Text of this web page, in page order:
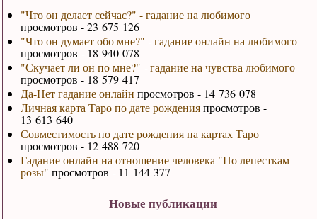
"Что он делает сейчас?" - гадание на любимого
просмотров - 23 675 126
"Что он думает обо мне?" - гадание онлайн на любимого
просмотров - 18 940 078
"Скучает ли он по мне?" - гадание на чувства любимого
просмотров - 18 579 417
Да-Нет гадание онлайн просмотров - 14 736 078
Личная карта Таро по дате рожденияпросмотров -
13 613 640
Совместимость по дате рождения на картах Таро
просмотров - 12 488 720
Гадание онлайн на отношение человека "По лепесткам
розы" просмотров - 11 144 377
Новые публикации